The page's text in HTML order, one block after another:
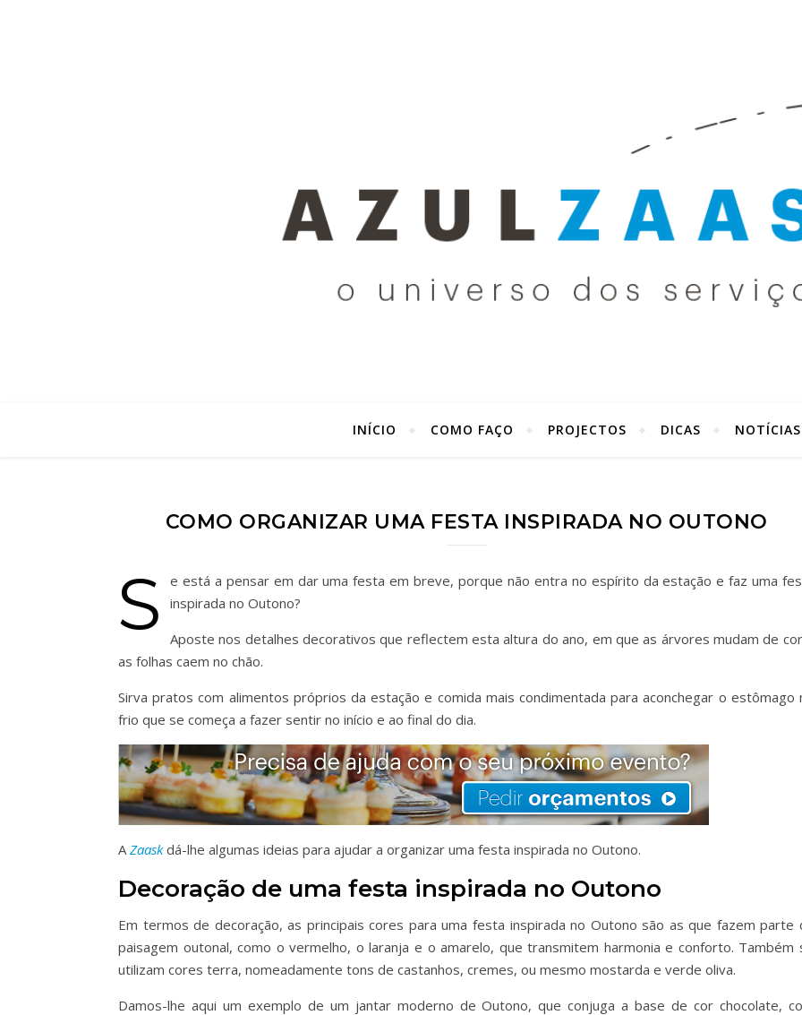
INÍCIO COMO FAÇO PROJECTOS DICAS NOTÍCIAS
COMO ORGANIZAR UMA FESTA INSPIRADA NO OUTONO
S
e está a pensar em dar uma festa em breve, porque não entra no espírito da estação e faz uma
inspirada no Outono?
Aposte nos detalhes decorativos que reflectem esta altura do ano, em que as árvores mudam de
as folhas caem no chão.
Sirva pratos com alimentos próprios da estação e comida mais condimentada para aconchegar o estômago
frio que se começa a fazer sentir no início e ao final do dia.
AZaaskdá-lhe algumas ideias para ajudar a organizar uma festa inspirada no Outono.
Decoração de uma festa inspirada no Outono
Em termos de decoração, as principais cores para uma festa inspirada no Outono são as que fazem parte
paisagem outonal, como o vermelho, o laranja e o amarelo, que transmitem harmonia e conforto. Também
utilizam cores terra, nomeadamente tons de castanhos, cremes, ou mesmo mostarda e verde oliva.
Damos-lhe aqui um exemplo de um jantar moderno de Outono, que conjuga a base de cor chocolate,